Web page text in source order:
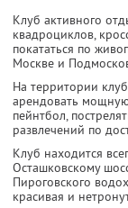
Клуб активного
квадроциклов,
покататься по
Москве и
На территории
арендовать мощную
пейнтбол,
развлечений по
Клуб находится
Осташковскому
Пироговского
красивая и